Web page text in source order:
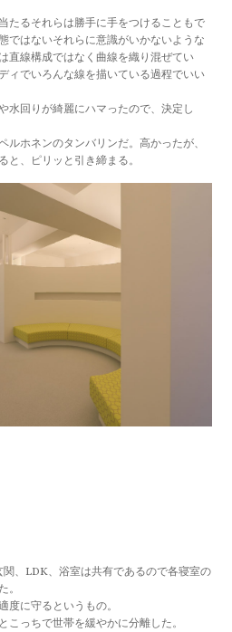
たるそれらは勝手に手をつけることもで
ではないそれらに意識がいかないような
直線構成ではなく曲線を織り混ぜてい
ィでいろんな線を描いている過程でいい
水回りが綺麗にハマったので、決定し
ルホネンのタンバリンだ。高かったが、
と、ピリッと引き締まる。
、LDK、浴室は共有であるので各寝室の
。
度に守るというもの。
こっちで世帯を緩やかに分離した。